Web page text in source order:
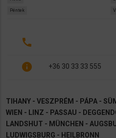
Péntek
call
info +36 30 33 33 555
TIHANY - VESZPRÉM - PÁPA -
WIEN - LINZ - PASSAU -
LANDSHUT - MÜNCHEN -
LUDWIGSBURG - HEILBRONN